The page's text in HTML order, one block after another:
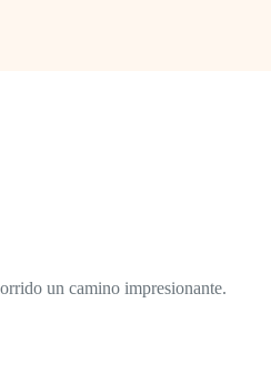
un camino impresionante.